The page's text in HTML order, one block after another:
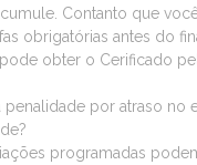
Contanto que
obrigatórias antes do
obter o Cerificado
penalidade por atraso no
programadas